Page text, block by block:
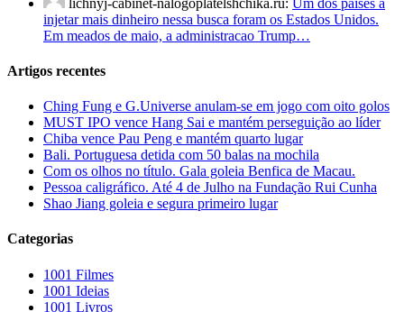
injetar mais dinheiro nessa busca foram os Estados Unidos.
Em meados de maio, a administracao Trump…
Artigos recentes
Ching Fung e G.Universe anulam-se em jogo com oito golos
MUST IPO vence Hang Sai e mantém perseguição ao líder
Chiba vence Pau Peng e mantém quarto lugar
Bali. Portuguesa detida com 50 balas na mochila
Com os olhos no título. Gala goleia Benfica de Macau.
Pessoa caligráfico. Até 4 de Julho na Fundação Rui Cunha
Shao Jiang goleia e segura primeiro lugar
Categorias
1001 Filmes
1001 Ideias
1001 Livros